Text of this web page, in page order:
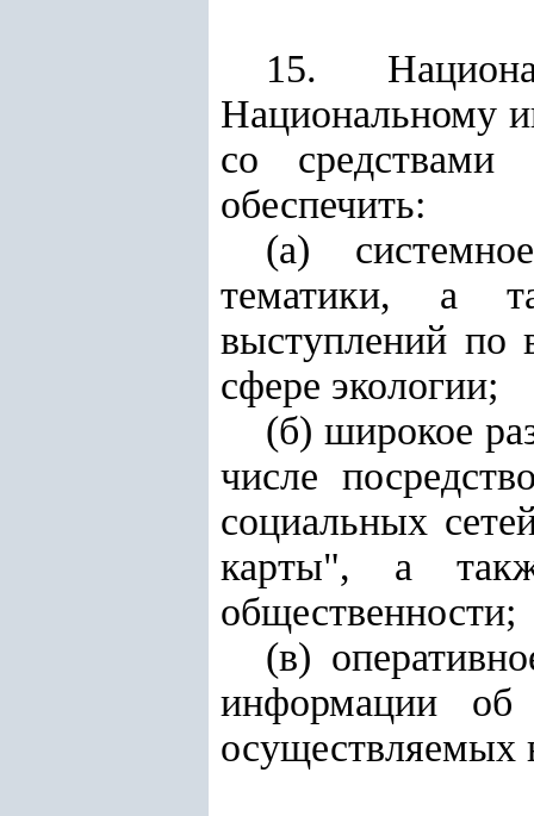
15.
Национальному
со средствами
обеспечить:
(а)
тематики, а
выступлений по
сфере экологии;
(б) широкое
числе
социальных
карты", а
общественности;
(в)
информации об
осуществляемых